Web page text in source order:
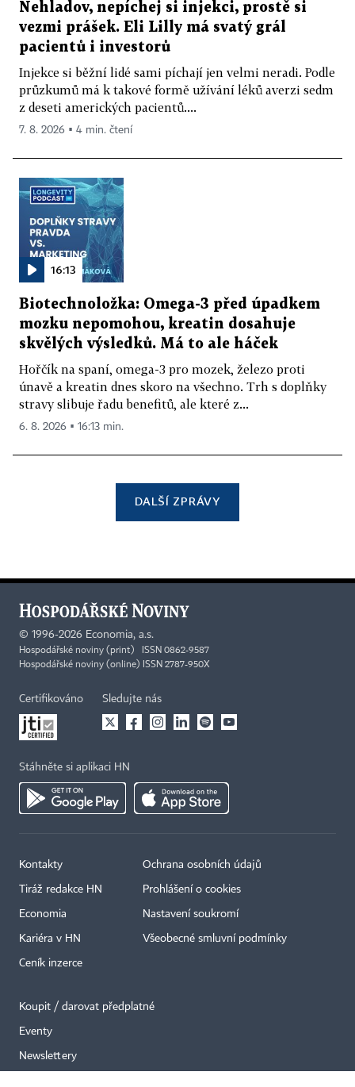
Nehladov, nepíchej si injekci, prostě si
vezmi prášek. Eli Lilly má svatý grál
pacientů i investorů
Injekce si běžní lidé sami píchají jen velmi neradi. Podle
průzkumů má k takové formě užívání léků averzi sedm
z deseti amerických pacientů....
7. 8. 2026 ▪ 4 min. čtení
16:13
Biotechnoložka: Omega-3 před úpadkem
mozku nepomohou, kreatin dosahuje
skvělých výsledků. Má to ale háček
Hořčík na spaní, omega-3 pro mozek, železo proti
únavě a kreatin dnes skoro na všechno. Trh s doplňky
stravy slibuje řadu benefitů, ale které z...
6. 8. 2026 ▪ 16:13 min.
DALŠÍ ZPRÁVY
© 1996-2026 Economia, a.s.
Hospodářské noviny (print) ISSN 0862-9587
Hospodářské noviny (online) ISSN 2787-950X
Certifikováno Sledujte nás
Stáhněte si aplikaci HN
Kontakty
Tiráž redakce HN
Economia
Kariéra v HN
Ceník inzerce
Ochrana osobních údajů
Prohlášení o cookies
Nastavení soukromí
Všeobecné smluvní podmínky
Koupit / darovat předplatné
Eventy
Newslettery